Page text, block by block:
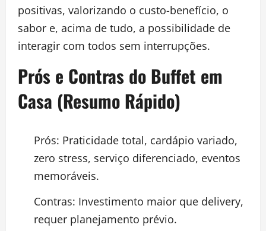
positivas, valorizando o custo-benefício, o
sabor e, acima de tudo, a possibilidade de
interagir com todos sem interrupções.
Prós e Contras do Buffet em
Casa (Resumo Rápido)
Prós: Praticidade total, cardápio variado,
zero stress, serviço diferenciado, eventos
memoráveis.
Contras: Investimento maior que delivery,
requer planejamento prévio.